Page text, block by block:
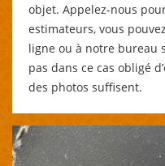
objet. Appelez-nous
estimateurs, vous
ligne ou à notre bureau
pas dans ce cas obligé
des photos suffisent.